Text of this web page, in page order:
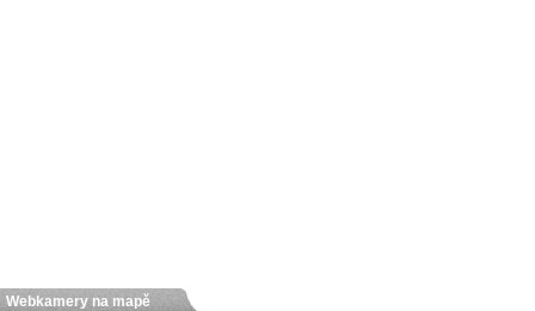
Webkamery na mapě